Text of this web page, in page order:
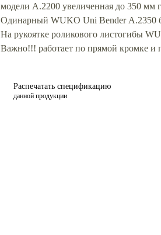
модели А.2200 увеличенная до 350 мм
Одинарный WUKO Uni Bender А.2350
На рукоятке роликового листогибы
Важно!!! работает по прямой кромке
Распечатать спецификацию
данной продукции